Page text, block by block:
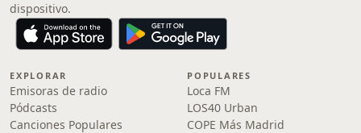
dispositivo.
EXPLORAR
Emisoras de radio
Pódcasts
Canciones Populares
POPULARES
Loca FM
LOS40 Urban
COPE Más Madrid